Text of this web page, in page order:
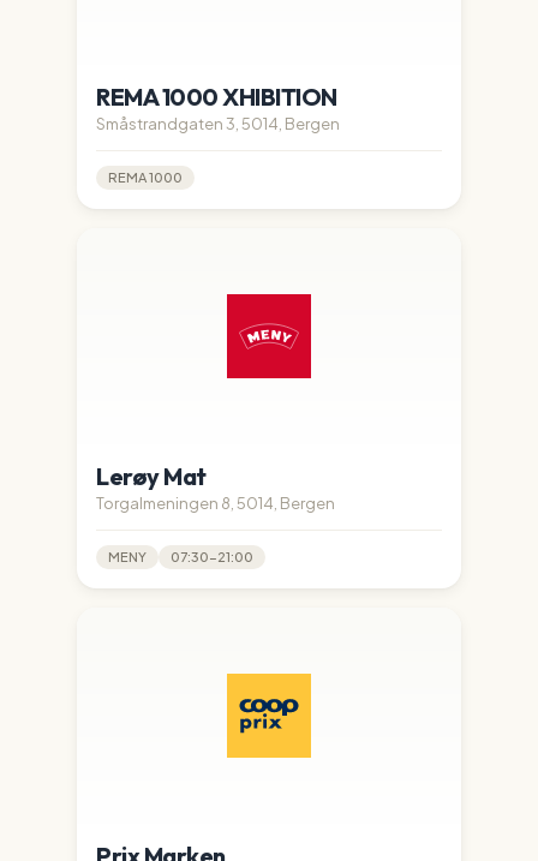
REMA 1000 XHIBITION
Småstrandgaten 3, 5014, Bergen
REMA 1000
Lerøy Mat
Torgalmeningen 8, 5014, Bergen
MENY 07:30-21:00